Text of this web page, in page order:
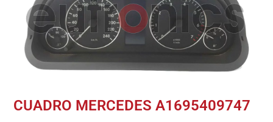
CUADRO MERCEDES A1695409747